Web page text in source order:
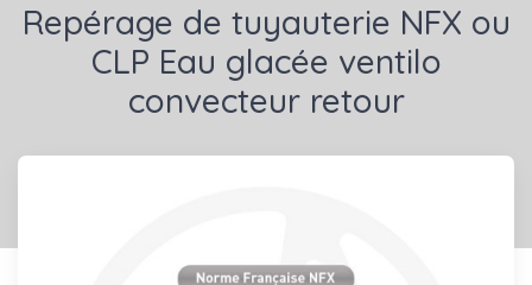
Repérage de tuyauterie NFX ou
CLP Eau glacée ventilo
convecteur retour